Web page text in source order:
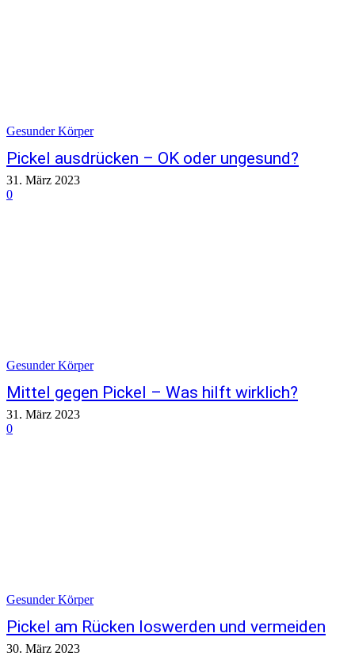
Gesunder Körper
Pickel ausdrücken – OK oder ungesund?
31. März 2023
0
Gesunder Körper
Mittel gegen Pickel – Was hilft wirklich?
31. März 2023
0
Gesunder Körper
Pickel am Rücken loswerden und vermeiden
30. März 2023